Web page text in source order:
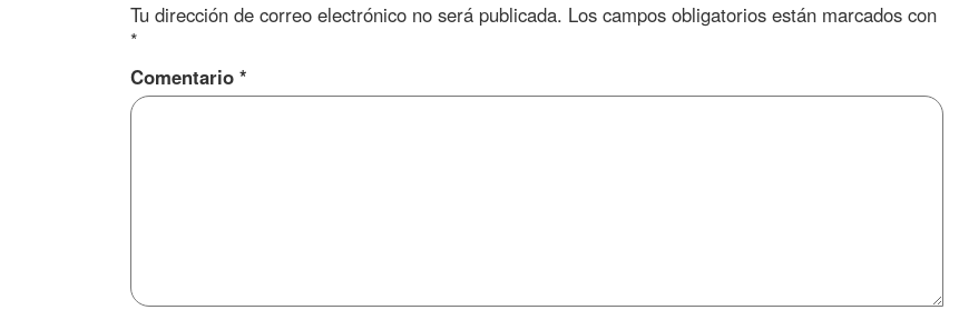
Tu dirección de correo electrónico no será publicada. Los campos obligatorios están marcados con
*
Comentario *